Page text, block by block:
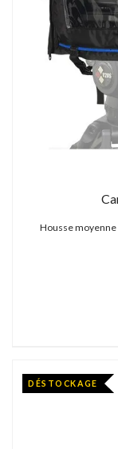
Housse moyenne
DÉSTOCKAGE